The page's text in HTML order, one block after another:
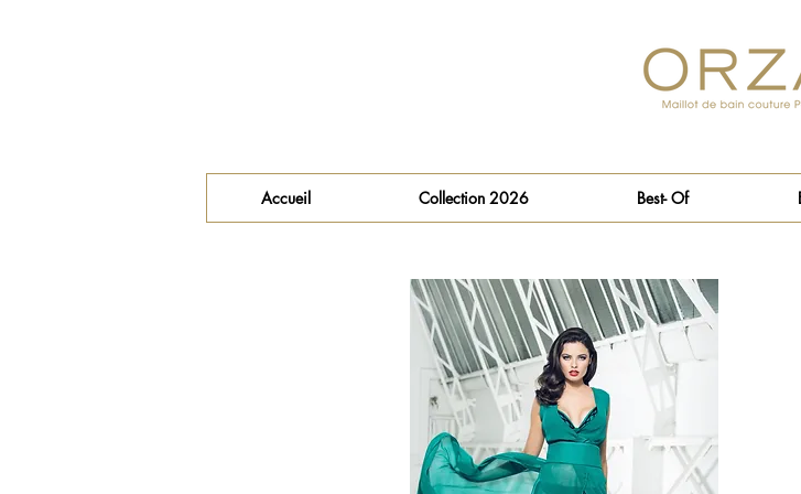
Accueil Collection 2026 Best- Of